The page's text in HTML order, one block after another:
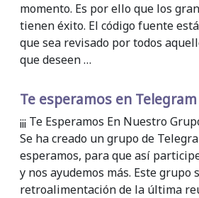
momento. Es por ello que los
tienen éxito. El código fuente
que sea revisado por todos
que deseen …
Te esperamos en Telegram
¡¡¡ Te Esperamos En Nuestro
Se ha creado un grupo de
esperamos, para que así
y nos ayudemos más. Este grupo
retroalimentación de la última